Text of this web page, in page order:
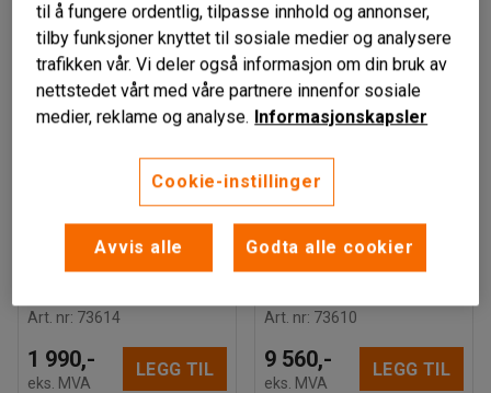
Sekketralle med
Art. nr: 73614
1 990,-
eks. MVA
LEGG TIL
ACCELERATION
Sekketralle,
Art. nr: 73610
9 560,-
eks. MVA
LEGG TIL
til å fungere ordentlig, tilpasse innhold og annonser,
tilby funksjoner knyttet til sosiale medier og analysere
trafikken vår. Vi deler også informasjon om din bruk av
nettstedet vårt med våre partnere innenfor sosiale
medier, reklame og analyse. Informasjonskapsler
Cookie-instillinger
Avvis alle Godta alle cookier